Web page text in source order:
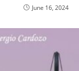
June 16, 2024